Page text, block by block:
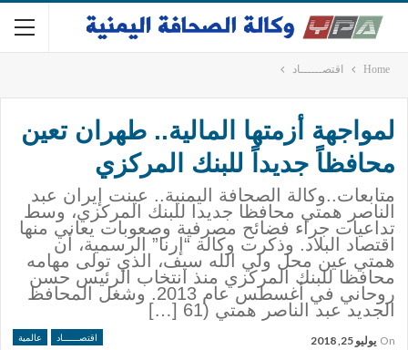
Home اقتصــــــاد
لمواجهة أزمتها المالية.. طهران تعين
محافظاً جديداً للبنك المركزي
متابعات..وكالة الصحافة اليمنية.. عينت إيران عبد
الناصر همتي محافظا جديدا للبنك المركزي، وسط
تداعيات جراء فضائح مصرفية وصعوبات يعاني منها
اقتصاد البلاد. وذكرت وكالة “إرنا” الرسمية، أن
همتي عين محل ولي الله سيف، الذي تولى مهامه
محافظا للبنك المركزي منذ انتخاب الرئيس حسن
روحاني في أغسطس عام 2013. وشغل المحافظ
الجديد عبد الناصر همتي (61 […]
اقتصــــــاد عالمية On يوليو 25, 2018